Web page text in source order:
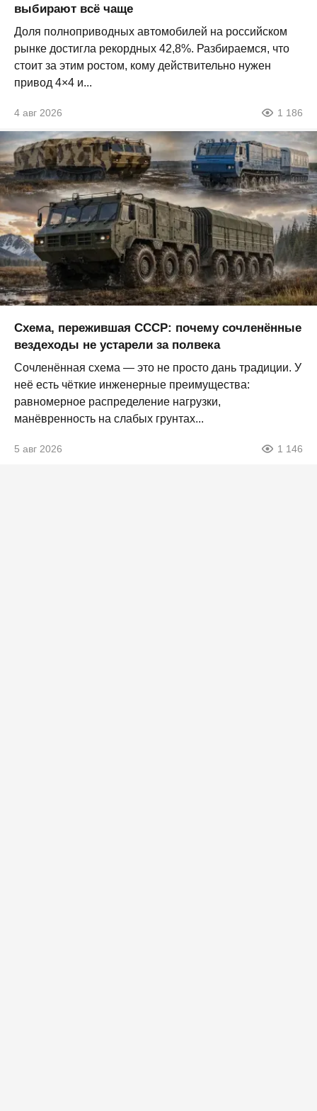
выбирают всё чаще
Доля полноприводных автомобилей на российском
рынке достигла рекордных 42,8%. Разбираемся, что
стоит за этим ростом, кому действительно нужен
привод 4×4 и...
4 авг 2026 1 186
Схема, пережившая СССР: почему сочленённые
вездеходы не устарели за полвека
Сочленённая схема — это не просто дань традиции. У
неё есть чёткие инженерные преимущества:
равномерное распределение нагрузки,
манёвренность на слабых грунтах...
5 авг 2026 1 146